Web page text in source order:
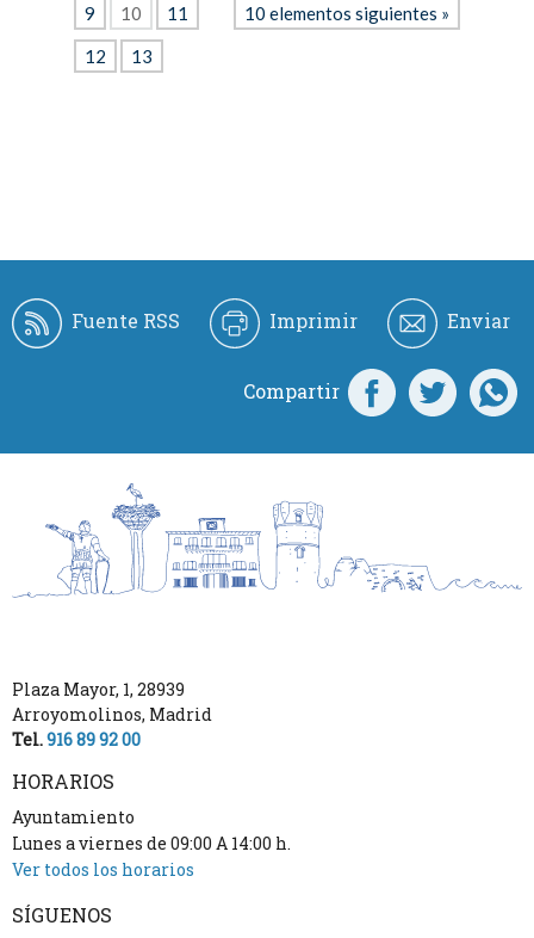
10 elementos siguientes »
9
10
11
12
13
Fuente RSS Imprimir Enviar
Compartir
Plaza Mayor, 1, 28939
Arroyomolinos, Madrid
Tel.916 89 92 00
HORARIOS
Ayuntamiento
Lunes a viernes de 09:00 A 14:00 h.
Ver todos los horarios
SÍGUENOS